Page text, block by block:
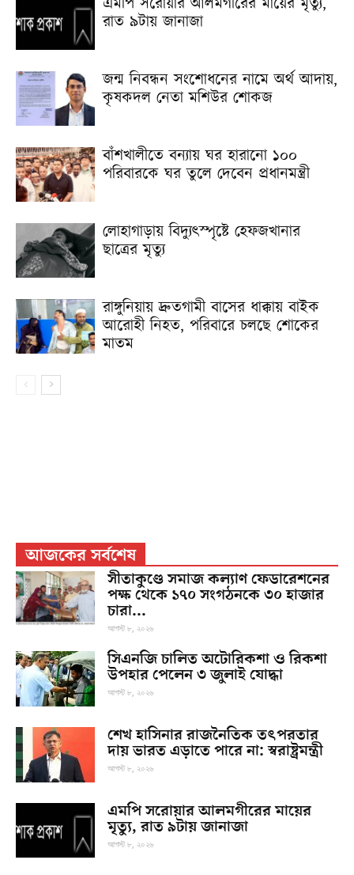
রাত ৯টায় জানাজা
জন্ম নিবন্ধন সংশোধনের নামে অর্থ আদায়,
কৃষকদল নেতা মশিউর শোকজ
বাঁশখালীতে বন্যায় ঘর হারানো ১০০
পরিবারকে ঘর তুলে দেবেন প্রধানমন্ত্রী
লোহাগাড়ায় বিদ্যুৎস্পৃষ্টে হেফজখানার
ছাত্রের মৃত্যু
রাঙ্গুনিয়ায় দ্রুতগামী বাসের ধাক্কায় বাইক
আরোহী নিহত, পরিবারে চলছে শোকের
মাতম
আজকের সর্বশেষ
সীতাকুণ্ডে সমাজ কল্যাণ ফেডারেশনের
পক্ষ থেকে ১৭০ সংগঠনকে ৩০ হাজার
চারা...
আগস্ট ৮, ২০২৬
সিএনজি চালিত অটোরিকশা ও রিকশা
উপহার পেলেন ৩ জুলাই যোদ্ধা
আগস্ট ৮, ২০২৬
শেখ হাসিনার রাজনৈতিক তৎপরতার
দায় ভারত এড়াতে পারে না: স্বরাষ্ট্রমন্ত্রী
আগস্ট ৮, ২০২৬
এমপি সরোয়ার আলমগীরের মায়ের
মৃত্যু, রাত ৯টায় জানাজা
আগস্ট ৮, ২০২৬